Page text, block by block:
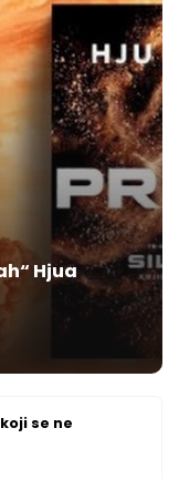
Hjua
se ne